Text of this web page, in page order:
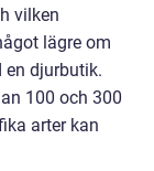
vilken
lägre om
djurbutik.
100 och 300
arter kan